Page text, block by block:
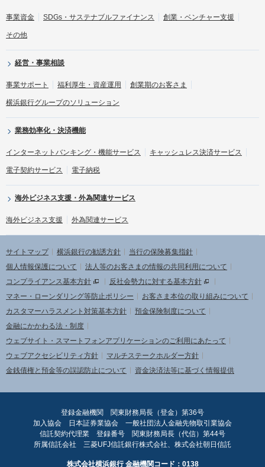
事業資金 SDGs・サステナブルファイナンス 創業・ベンチャー支援
その他
経営・事業相談
事業サポート 福利厚生・資産運用 創業期のお客さま
横浜銀行グループのソリューション
業務効率化・決済機能
インターネットバンキング・機能サービス キャッシュレス決済サービス
電子契約サービス 電子納税
海外ビジネス支援・外為関連サービス
海外ビジネス支援 外為関連サービス
サイトマップ 横浜銀行の勧誘方針
当行の保険募集指針
個人情報保護について
法人等のお客さまの情報の共同利用について
コンプライアンス基本方針
反社会勢力に対する基本方針
マネー・ローンダリング等防止ポリシー
お客さま本位の取り組みについて
カスタマーハラスメント対策基本方針
預金保険制度について
金融にかかわる法・制度
ウェブサイト・スマートフォンアプリケーションのご利用にあたって
ウェブアクセシビリティ方針
マルチステークホルダー方針
金銭債権と預金等の誤認防止について
資金決済法等に基づく情報提供
登録金融機関 関東財務局長（登金）第36号
加入協会 日本証券業協会 一般社団法人金融先物取引業協会
信託契約代理業 登録番号 関東財務局長（代信）第44号
所属信託会社 三菱UFJ信託銀行株式会社、株式会社朝日信託
株式会社横浜銀行 金融機関コード：0138